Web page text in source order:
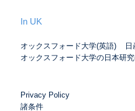
In UK
オックスフォード大学(英語)
オックスフォード大学の日本研
Privacy Policy
諸条件